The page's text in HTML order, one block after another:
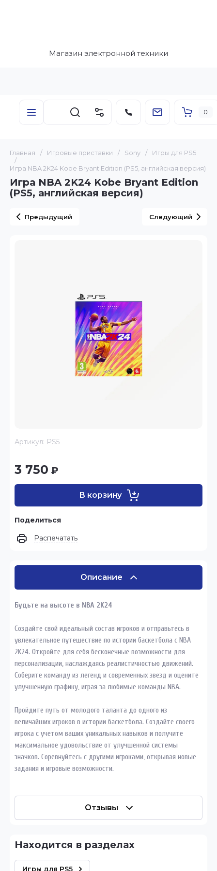
Магазин электронной техники
0
Главная / Игровые приставки / Sony /
Игры для PS5
/
Игра NBA 2K24 Kobe Bryant Edition (PS5, английская версия)
Игра NBA 2K24 Kobe Bryant Edition
(PS5, английская версия)
Предыдущий Следующий
Артикул: PS5
3 750 ₽
В корзину
Поделиться
Распечатать
Описание
Будьте на высоте в NBA 2K24
Создайте свой идеальный состав игроков и отправьтесь в
увлекательное путешествие по истории баскетбола с NBA
2K24. Откройте для себя бесконечные возможности для
персонализации, наслаждаясь реалистичностью движений.
Соберите команду из легенд и современных звезд и оцените
улучшенную графику, играя за любимые команды NBA.
Пройдите путь от молодого таланта до одного из
величайших игроков в истории баскетбола. Создайте своего
игрока с учетом ваших уникальных навыков и получите
максимальное удовольствие от улучшенной системы
значков. Соревнуйтесь с другими игроками, открывая новые
задания и игровые возможности.
Отзывы
Находится в разделах
Игры для PS5